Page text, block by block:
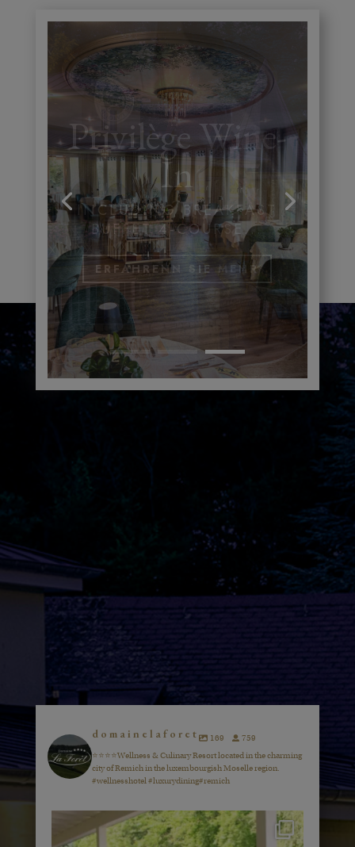
Gastronomisch
e Reise
POUR CEUX QUI
VOYAGENT POUR BIEN...
ERFAHRENN SIE MEHR
domainelaforet 169
759
⭐️⭐️⭐️⭐️Wellness & Culinary Resort located in the charming
city of Remich in the luxembourgish Moselle region.
#wellnesshotel #luxurydining#remich